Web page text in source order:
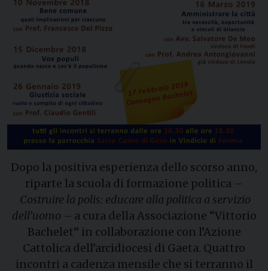
Dopo la positiva esperienza dello scorso anno,
riparte la scuola di formazione politica –
Costruire la polis: educare alla politica a servizio
dell’uomo – a cura della Associazione “Vittorio
Bachelet” in collaborazione con l’Azione
Cattolica dell’arcidiocesi di Gaeta. Quattro
incontri a cadenza mensile che si terranno il